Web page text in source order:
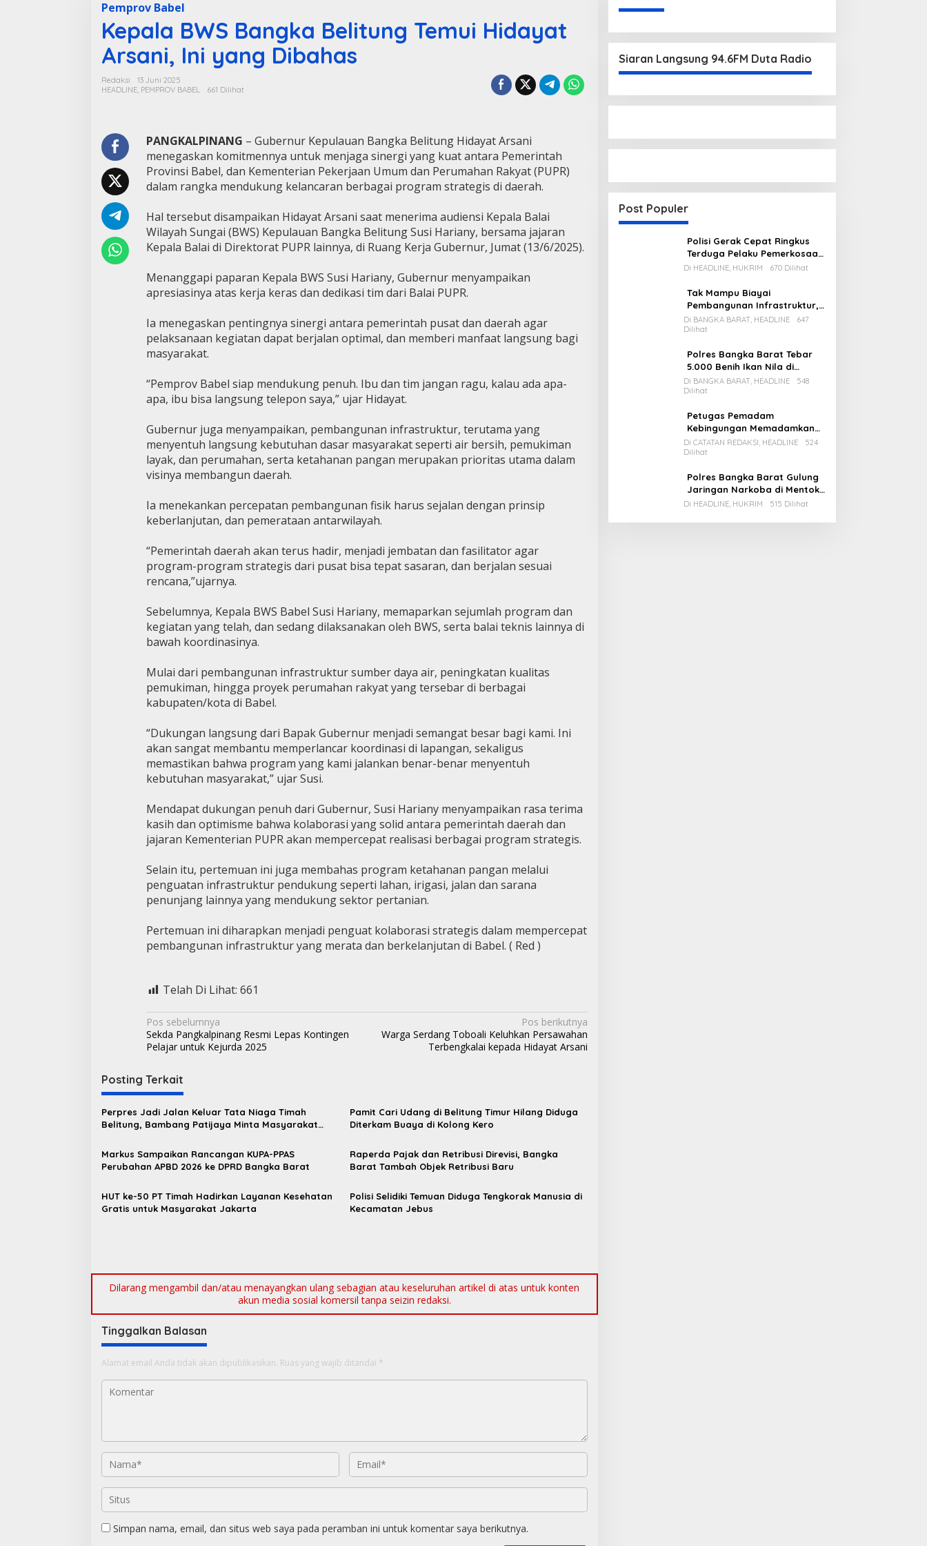
Pemprov Babel
Kepala BWS Bangka Belitung Temui Hidayat
Arsani, Ini yang Dibahas
Redaksi
13 Juni 2025
HEADLINE, PEMPROV BABEL 661 Dilihat
PANGKALPINANG – Gubernur Kepulauan Bangka Belitung Hidayat Arsani
menegaskan komitmennya untuk menjaga sinergi yang kuat antara Pemerintah
Provinsi Babel, dan Kementerian Pekerjaan Umum dan Perumahan Rakyat (PUPR)
dalam rangka mendukung kelancaran berbagai program strategis di daerah.
Hal tersebut disampaikan Hidayat Arsani saat menerima audiensi Kepala Balai
Wilayah Sungai (BWS) Kepulauan Bangka Belitung Susi Hariany, bersama jajaran
Kepala Balai di Direktorat PUPR lainnya, di Ruang Kerja Gubernur, Jumat (13/6/2025).
Menanggapi paparan Kepala BWS Susi Hariany, Gubernur menyampaikan
apresiasinya atas kerja keras dan dedikasi tim dari Balai PUPR.
Ia menegaskan pentingnya sinergi antara pemerintah pusat dan daerah agar
pelaksanaan kegiatan dapat berjalan optimal, dan memberi manfaat langsung bagi
masyarakat.
“Pemprov Babel siap mendukung penuh. Ibu dan tim jangan ragu, kalau ada apa-
apa, ibu bisa langsung telepon saya,” ujar Hidayat.
Gubernur juga menyampaikan, pembangunan infrastruktur, terutama yang
menyentuh langsung kebutuhan dasar masyarakat seperti air bersih, pemukiman
layak, dan perumahan, serta ketahanan pangan merupakan prioritas utama dalam
visinya membangun daerah.
Ia menekankan percepatan pembangunan fisik harus sejalan dengan prinsip
keberlanjutan, dan pemerataan antarwilayah.
“Pemerintah daerah akan terus hadir, menjadi jembatan dan fasilitator agar
program-program strategis dari pusat bisa tepat sasaran, dan berjalan sesuai
rencana,”ujarnya.
Sebelumnya, Kepala BWS Babel Susi Hariany, memaparkan sejumlah program dan
kegiatan yang telah, dan sedang dilaksanakan oleh BWS, serta balai teknis lainnya di
bawah koordinasinya.
Mulai dari pembangunan infrastruktur sumber daya air, peningkatan kualitas
pemukiman, hingga proyek perumahan rakyat yang tersebar di berbagai
kabupaten/kota di Babel.
“Dukungan langsung dari Bapak Gubernur menjadi semangat besar bagi kami. Ini
akan sangat membantu memperlancar koordinasi di lapangan, sekaligus
memastikan bahwa program yang kami jalankan benar-benar menyentuh
kebutuhan masyarakat,” ujar Susi.
Mendapat dukungan penuh dari Gubernur, Susi Hariany menyampaikan rasa terima
kasih dan optimisme bahwa kolaborasi yang solid antara pemerintah daerah dan
jajaran Kementerian PUPR akan mempercepat realisasi berbagai program strategis.
Selain itu, pertemuan ini juga membahas program ketahanan pangan melalui
penguatan infrastruktur pendukung seperti lahan, irigasi, jalan dan sarana
penunjang lainnya yang mendukung sektor pertanian.
Pertemuan ini diharapkan menjadi penguat kolaborasi strategis dalam mempercepat
pembangunan infrastruktur yang merata dan berkelanjutan di Babel. ( Red )
Telah Di Lihat: 661
N
a
i
g
a
i
o
s
Pos sebelumnya
Sekda Pangkalpinang Resmi Lepas Kontingen
Pelajar untuk Kejurda 2025
Pos berikutnya
Warga Serdang Toboali Keluhkan Persawahan
Terbengkalai kepada Hidayat Arsani
Posting Terkait
Perpres Jadi Jalan Keluar Tata Niaga Timah
Belitung, Bambang Patijaya Minta Masyarakat
Pamit Cari Udang di Belitung Timur Hilang Diduga
Diterkam Buaya di Kolong Kero
Markus Sampaikan Rancangan KUPA-PPAS
Perubahan APBD 2026 ke DPRD Bangka Barat
Raperda Pajak dan Retribusi Direvisi, Bangka
Barat Tambah Objek Retribusi Baru
HUT ke-50 PT Timah Hadirkan Layanan Kesehatan
Gratis untuk Masyarakat Jakarta
Polisi Selidiki Temuan Diduga Tengkorak Manusia di
Kecamatan Jebus
Dilarang mengambil dan/atau menayangkan ulang sebagian atau keseluruhan artikel di atas untuk konten
akun media sosial komersil tanpa seizin redaksi.
Tinggalkan Balasan
Alamat email Anda tidak akan dipublikasikan. Ruas yang wajib ditandai *
Simpan nama, email, dan situs web saya pada peramban ini untuk komentar saya berikutnya.
Siaran Langsung 94.6FM Duta Radio
Post Populer
Polisi Gerak Cepat Ringkus
Terduga Pelaku Pemerkosaan
di Kecamatan Mentok
Di HEADLINE, HUKRIM 670 Dilihat
Tak Mampu Biayai
Pembangunan Infrastruktur,
Pemda Babar Rencana Utang
Rp65 M
Di BANGKA BARAT, HEADLINE
647
Dilihat
Polres Bangka Barat Tebar
5.000 Benih Ikan Nila di
Bozem Kampung Iklim
Di BANGKA BARAT, HEADLINE
548
Dilihat
Petugas Pemadam
Kebingungan Memadamkan
Apinya Sendiri
Di CATATAN REDAKSI, HEADLINE
524
Dilihat
Polres Bangka Barat Gulung
Jaringan Narkoba di Mentok,
2 Pemain Besar Diamankan, 1
Di HEADLINE, HUKRIM 515 Dilihat